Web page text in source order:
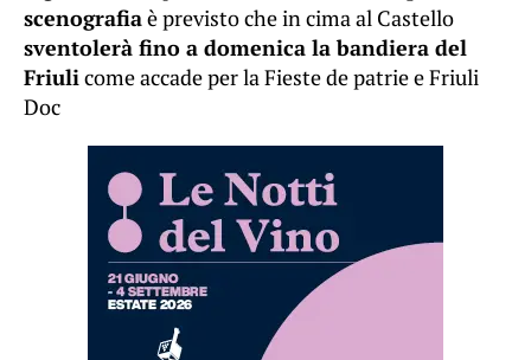
scenografiaè previsto che in cima al Castello
sventolerà fino a domenica la bandiera del
Friulicome accade per la Fieste de patrie e Friuli
Doc